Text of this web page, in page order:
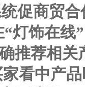
促商贸合
灯饰在线
推荐相
看中产